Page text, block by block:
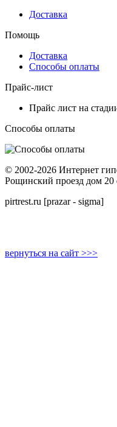
Доставка
Помощь
Доставка
Способы оплаты
Прайс-лист
Прайс лист на
Способы оплаты
© 2002-2026 Интернет
Рощинский проезд дом 20
pirtrest.ru [prazar - sigma]
вернуться на сайт >>>